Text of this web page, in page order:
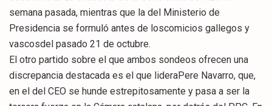
semana pasada, mientras que la del Ministerio de
Presidencia se formuló antes de loscomicios gallegos y
vascosdel pasado 21 de octubre.
El otro partido sobre el que ambos sondeos ofrecen una
discrepancia destacada es el que lideraPere Navarro, que,
en el del CEO se hunde estrepitosamente y pasa a ser la